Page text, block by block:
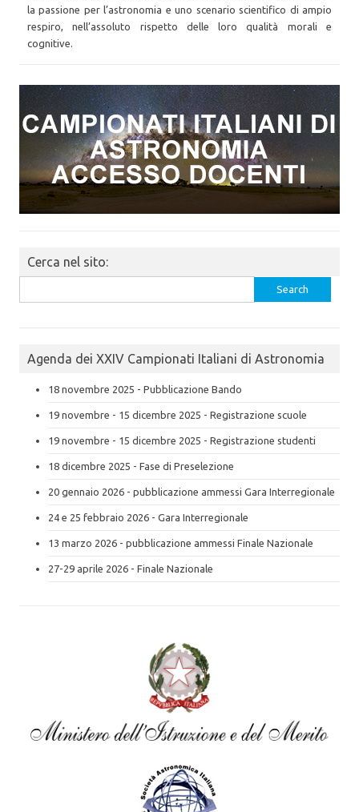
la passione per l’astronomia e uno scenario scientifico di ampio
respiro, nell’assoluto rispetto delle loro qualità morali e
cognitive.
Cerca nel sito:
for:
Agenda dei XXIV Campionati Italiani di Astronomia
18 novembre 2025 - Pubblicazione Bando
19 novembre - 15 dicembre 2025 - Registrazione scuole
19 novembre - 15 dicembre 2025 - Registrazione studenti
18 dicembre 2025 - Fase di Preselezione
20 gennaio 2026 - pubblicazione ammessi Gara Interregionale
24 e 25 febbraio 2026 - Gara Interregionale
13 marzo 2026 - pubblicazione ammessi Finale Nazionale
27-29 aprile 2026 - Finale Nazionale